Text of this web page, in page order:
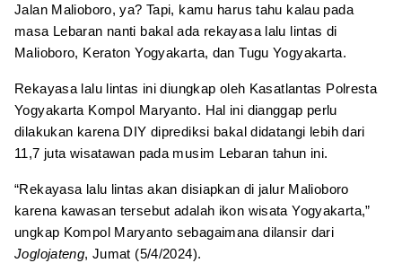
Jalan Malioboro, ya? Tapi, kamu harus tahu kalau pada
masa Lebaran nanti bakal ada rekayasa lalu lintas di
Malioboro, Keraton Yogyakarta, dan Tugu Yogyakarta.
Rekayasa lalu lintas ini diungkap oleh Kasatlantas Polresta
Yogyakarta Kompol Maryanto. Hal ini dianggap perlu
dilakukan karena DIY diprediksi bakal didatangi lebih dari
11,7 juta wisatawan pada musim Lebaran tahun ini.
“Rekayasa lalu lintas akan disiapkan di jalur Malioboro
karena kawasan tersebut adalah ikon wisata Yogyakarta,”
ungkap Kompol Maryanto sebagaimana dilansir dari
Joglojateng, Jumat (5/4/2024).